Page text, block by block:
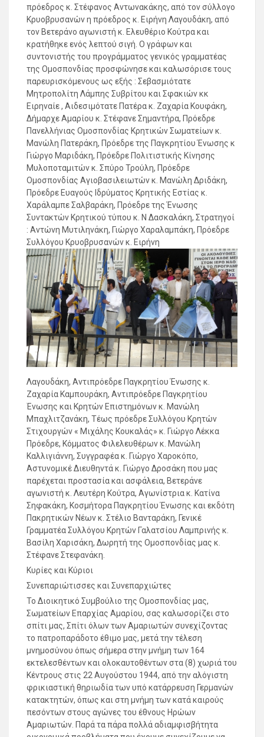
πρόεδρος κ. Στέφανος Αντωνακάκης, από τον σύλλογο
Κρυοβρυσανών η πρόεδρος κ. Ειρήνη Λαγουδάκη, από
τον Βετεράνο αγωνιστή κ. Ελευθέριο Κούτρα και
κρατήθηκε ενός λεπτού σιγή. Ο γράφων και
συντονιστής του προγράμματος γενικός γραμματέας
της Ομοσπονδίας προσφώνησε και καλωσόρισε τους
παρευρισκόμενους ως εξής : Σεβασμιότατε
Μητροπολίτη Λάμπης Συβρίτου και Σφακιών κκ
Ειρηναίε , Αιδεσιμότατε Πατέρα κ. Ζαχαρία Κουφάκη,
Δήμαρχε Αμαρίου κ. Στέφανε Σημαντήρα, Πρόεδρε
Πανελλήνιας Ομοσπονδίας Κρητικών Σωματείων κ.
Μανώλη Πατεράκη, Πρόεδρε της Παγκρητίου Ένωσης κ
Γιώργο Μαριδάκη, Πρόεδρε Πολιτιστικής Κίνησης
Μυλοποταμιτών κ. Σπύρο Τρούλη, Πρόεδρε
Ομοσπονδίας Αγιοβασιλειωτών κ. Μανώλη Δριδάκη,
Πρόεδρε Ευαγούς Ιδρύματος Κρητικής Εστίας κ.
Χαράλαμπε Σαλβαράκη, Πρόεδρε της Ένωσης
Συντακτών Κρητικού τύπου κ. Ν Δασκαλάκη, Στρατηγοί
: Αντώνη Μυτιληνάκη, Γιώργο Χαραλαμπάκη, Πρόεδρε
Συλλόγου Κρυοβρυσανών κ. Ειρήνη
Λαγουδάκη, Αντιπρόεδρε Παγκρητίου Ένωσης κ.
Ζαχαρία Καμπουράκη, Αντιπρόεδρε Παγκρητίου
Ένωσης και Κρητών Επιστημόνων κ. Μανώλη
Μπαχλιτζανάκη, Τέως πρόεδρε Συλλόγου Κρητών
Στιχουργών « Μιχάλης Κουκαλάς» κ. Γιώργο Λέκκα
Πρόεδρε, Κόμματος Φιλελευθέρων κ. Μανώλη
Καλλιγιάννη, Συγγραφέα κ. Γιώργο Χαροκόπο,
Αστυνομικέ Διευθηντά κ. Γιώργο Δροσάκη που μας
παρέχεται προστασία και ασφάλεια, Βετεράνε
αγωνιστή κ. Λευτέρη Κούτρα, Αγωνίστρια κ. Κατίνα
Σηφακάκη, Κοσμήτορα Παγκρητίου Ένωσης και εκδότη
Πακρητικών Nέων κ. Στέλιο Βανταράκη, Γενικέ
Γραμματέα Συλλόγου Κρητών Γαλατσίου Λαμπρινής κ.
Βασίλη Χαρισάκη, Δωρητή της Ομοσπονδίας μας κ.
Στέφανε Στεφανάκη.
Κυρίες και Κύριοι
Συνεπαριώτισσες και Συνεπαρχιώτες
Το Διοικητικό Συμβούλιο της Ομοσπονδίας μας,
Σωματείων Επαρχίας Αμαρίου, σας καλωσορίζει στο
σπίτι μας, Σπίτι όλων των Αμαριωτών συνεχίζοντας
το πατροπαράδοτο έθιμο μας, μετά την τέλεση
μνημοσύνου όπως σήμερα στην μνήμη των 164
εκτελεσθέντων και ολοκαυτοθέντων στα (8) χωριά του
Κέντρους στις 22 Αυγούστου 1944, από την αλόγιστη
φρικιαστική θηριωδία των υπό κατάρρευση Γερμανών
κατακτητών, όπως και στη μνήμη των κατά καιρούς
πεσόντων στους αγώνες του έθνους Ηρώων
Αμαριωτών. Παρά τα πάρα πολλά αδιαμφισβήτητα